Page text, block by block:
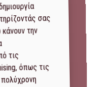
σας
την
τις
όπως τις